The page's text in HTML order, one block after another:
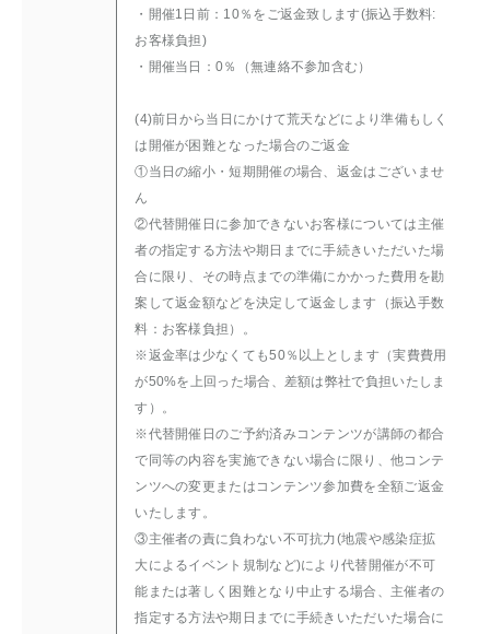
・開催1日前：10％をご返金致します(振込手数料:
お客様負担)
・開催当日：0％（無連絡不参加含む）
(4)前日から当日にかけて荒天などにより準備もしく
は開催が困難となった場合のご返金
①当日の縮小・短期開催の場合、返金はございませ
ん
②代替開催日に参加できないお客様については主催
者の指定する方法や期日までに手続きいただいた場
合に限り、その時点までの準備にかかった費用を勘
案して返金額などを決定して返金します（振込手数
料：お客様負担）。
※返金率は少なくても50％以上とします（実費費用
が50%を上回った場合、差額は弊社で負担いたしま
す）。
※代替開催日のご予約済みコンテンツが講師の都合
で同等の内容を実施できない場合に限り、他コンテ
ンツへの変更またはコンテンツ参加費を全額ご返金
いたします。
③主催者の責に負わない不可抗力(地震や感染症拡
大によるイベント規制など)により代替開催が不可
能または著しく困難となり中止する場合、主催者の
指定する方法や期日までに手続きいただいた場合に